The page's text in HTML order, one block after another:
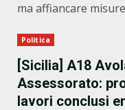
ma affiancare
Politica
[Sicilia] A18
Assessorato:
lavori conclusi